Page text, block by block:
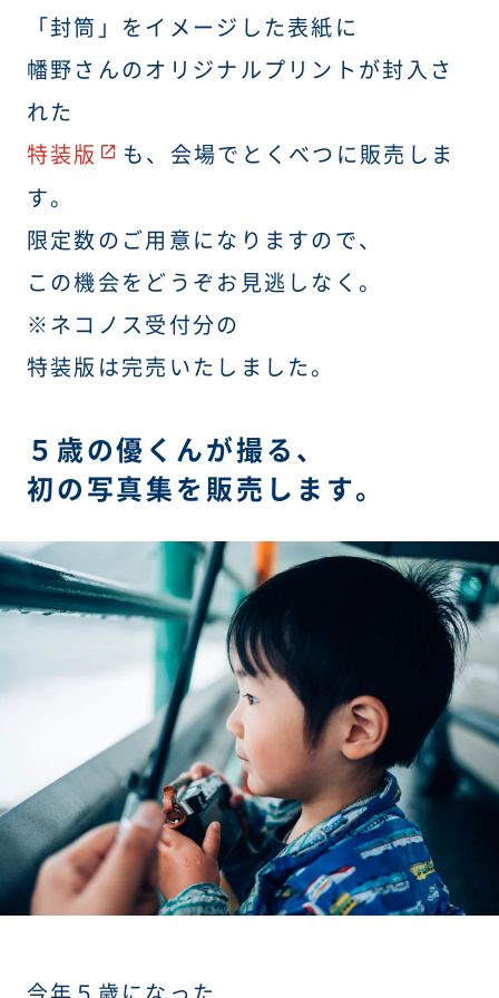
「封筒」をイメージした表紙に
幡野さんのオリジナルプリントが封入さ
れた
特装版
も、会場でとくべつに販売しま
す。
限定数のご用意になりますので、
この機会をどうぞお見逃しなく。
※ネコノス受付分の
特装版は完売いたしました。
５歳の優くんが撮る、
初の写真集を販売します。